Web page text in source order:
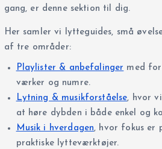
gang, er denne sektion til dig.
Her samler vi lytteguides, små
af tre områder:
Playlister & anbefalinger med
værker og numre.
Lytning & musikforståelse , hvor
at høre dybden i både enkel og
Musik i hverdagen , hvor fokus er
praktiske lytteværktøjer.